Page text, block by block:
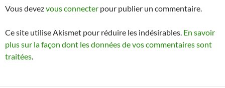
Vous devezvous connecter pour publier un commentaire.
Ce site utilise Akismet pour réduire les indésirables. En savoir
plus sur la façon dont les données de vos commentaires sont
traitées.